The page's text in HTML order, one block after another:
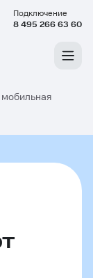
Подключение
8 495 266 63 60